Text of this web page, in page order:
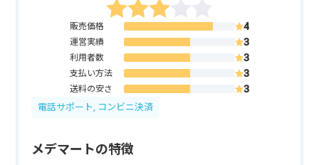
販売価格
運営実績
利用者数
支払い方法
送料の安さ
電話サポート, コンビニ決済
メデマートの特徴